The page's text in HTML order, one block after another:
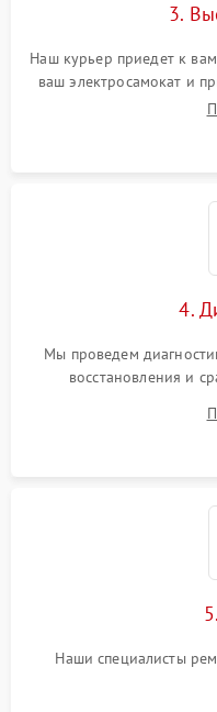
3.
Наш курьер приедет к
ваш электросамокат и
4.
Мы проведем
восстановления и
Наши специалисты